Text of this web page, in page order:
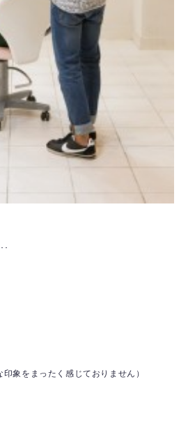
･
印象をまったく感じておりません）